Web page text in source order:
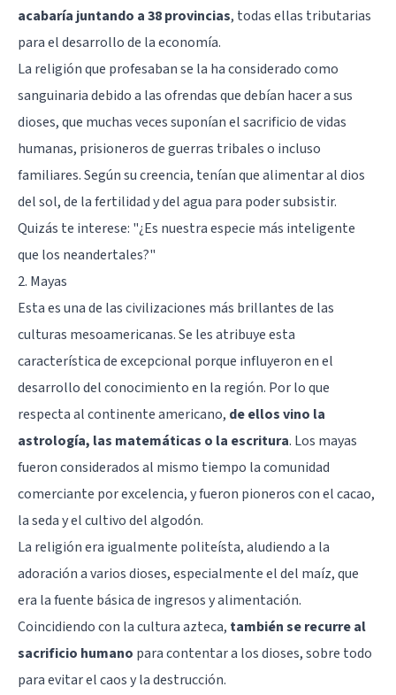
acabaría juntando a 38 provincias, todas ellas tributarias
para el desarrollo de la economía.
La religión que profesaban se la ha considerado como
sanguinaria debido a las ofrendas que debían hacer a sus
dioses, que muchas veces suponían el sacrificio de vidas
humanas, prisioneros de guerras tribales o incluso
familiares. Según su creencia, tenían que alimentar al dios
del sol, de la fertilidad y del agua para poder subsistir.
Quizás te interese: "¿Es nuestra especie más inteligente
que los neandertales?"
2. Mayas
Esta es una de las civilizaciones más brillantes de las
culturas mesoamericanas. Se les atribuye esta
característica de excepcional porque influyeron en el
desarrollo del conocimiento en la región. Por lo que
respecta al continente americano, de ellos vino la
astrología, las matemáticas o la escritura. Los mayas
fueron considerados al mismo tiempo la comunidad
comerciante por excelencia, y fueron pioneros con el cacao,
la seda y el cultivo del algodón.
La religión era igualmente politeísta, aludiendo a la
adoración a varios dioses, especialmente el del maíz, que
era la fuente básica de ingresos y alimentación.
Coincidiendo con la cultura azteca, también se recurre al
sacrificio humano para contentar a los dioses, sobre todo
para evitar el caos y la destrucción.